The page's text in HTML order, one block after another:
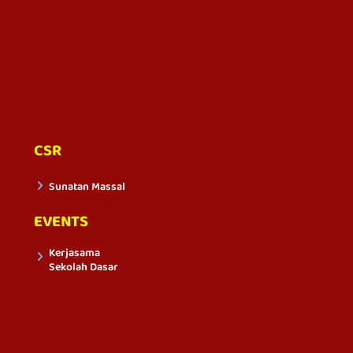
CSR
Sunatan Massal
EVENTS
Kerjasama
Sekolah Dasar